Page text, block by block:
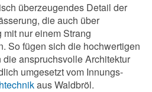
überzeugendes Detail der
die auch über
nur einem Strang
So fügen sich die hochwertigen
die anspruchsvolle Architektur
umgesetzt vom Innungs-
aus Waldbröl.